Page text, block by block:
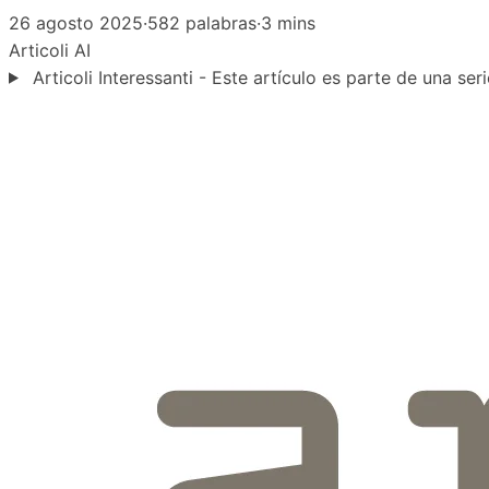
26 agosto 2025·582 palabras·3 mins
Articoli AI
Articoli Interessanti - Este artículo es parte de una